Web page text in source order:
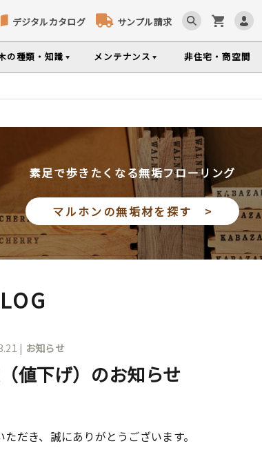
デジタルカタログ サンプル請求
パネリング
と用語集
から探す 製品特徴から探す
の種類・知識
コラム「見る木活かす
世界の樹種
世界の樹種の詳しいプロフィールや科
メンテナンス
メンテナンスサービ
非住宅・商空間
素足で歩きたくなる無垢フローリング
マルホンの無垢材を探す >
| お知らせ
値下げ）のお知らせ
だき、誠にありがとうございます。